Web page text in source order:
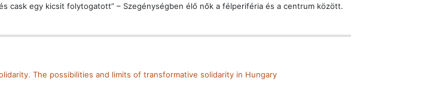
cask egy kicsit folytogatott” – Szegénységben élő nők a félperiféria és a centrum között.
The possibilities and limits of transformative solidarity in Hungary